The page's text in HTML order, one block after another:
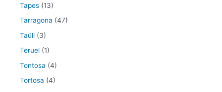
Tapes (13)
Tarragona (47)
Taüll (3)
Teruel (1)
Tontosa (4)
Tortosa (4)